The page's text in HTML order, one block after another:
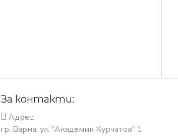
За контакти:
Адрес:
гр. Варна, ул. "Академик Курчатов" 1